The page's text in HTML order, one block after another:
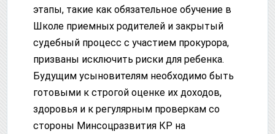
этапы, такие как обязательное обучение в
Школе приемных родителей и закрытый
судебный процесс с участием прокурора,
призваны исключить риски для ребенка.
Будущим усыновителям необходимо быть
готовыми к строгой оценке их доходов,
здоровья и к регулярным проверкам со
стороны Минсоцразвития КР на